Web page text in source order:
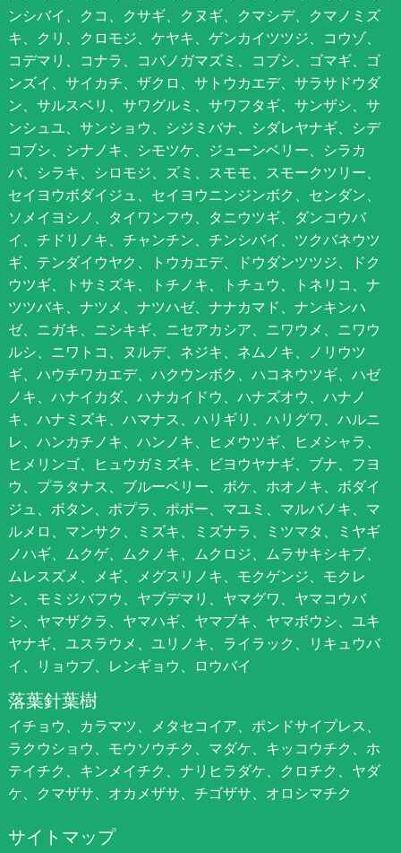
ンシバイ、クコ、クサギ、クヌギ、クマシデ、クマノミズ
キ、クリ、クロモジ、ケヤキ、ゲンカイツツジ、コウゾ、
コデマリ、コナラ、コバノガマズミ、コブシ、ゴマギ、ゴ
ンズイ、サイカチ、ザクロ、サトウカエデ、サラサドウダ
ン、サルスベリ、サワグルミ、サワフタギ、サンザシ、サ
ンシュユ、サンショウ、シジミバナ、シダレヤナギ、シデ
コブシ、シナノキ、シモツケ、ジューンベリー、シラカ
バ、シラキ、シロモジ、ズミ、スモモ、スモークツリー、
セイヨウボダイジュ、セイヨウニンジンボク、センダン、
ソメイヨシノ、タイワンフウ、タニウツギ、ダンコウバ
イ、チドリノキ、チャンチン、チンシバイ、ツクバネウツ
ギ、テンダイウヤク、トウカエデ、ドウダンツツジ、ドク
ウツギ、トサミズキ、トチノキ、トチュウ、トネリコ、ナ
ツツバキ、ナツメ、ナツハゼ、ナナカマド、ナンキンハ
ゼ、ニガキ、ニシキギ、ニセアカシア、ニワウメ、ニワウ
ルシ、ニワトコ、ヌルデ、ネジキ、ネムノキ、ノリウツ
ギ、ハウチワカエデ、ハクウンボク、ハコネウツギ、ハゼ
ノキ、ハナイカダ、ハナカイドウ、ハナズオウ、ハナノ
キ、ハナミズキ、ハマナス、ハリギリ、ハリグワ、ハルニ
レ、ハンカチノキ、ハンノキ、ヒメウツギ、ヒメシャラ、
ヒメリンゴ、ヒュウガミズキ、ビヨウヤナギ、ブナ、フヨ
ウ、プラタナス、ブルーベリー、ボケ、ホオノキ、ボダイ
ジュ、ボタン、ポプラ、ポポー、マユミ、マルバノキ、マ
ルメロ、マンサク、ミズキ、ミズナラ、ミツマタ、ミヤギ
ノハギ、ムクゲ、ムクノキ、ムクロジ、ムラサキシキブ、
ムレスズメ、メギ、メグスリノキ、モクゲンジ、モクレ
ン、モミジバフウ、ヤブデマリ、ヤマグワ、ヤマコウバ
シ、ヤマザクラ、ヤマハギ、ヤマブキ、ヤマボウシ、ユキ
ヤナギ、ユスラウメ、ユリノキ、ライラック、リキュウバ
イ、リョウブ、レンギョウ、ロウバイ
落葉針葉樹
イチョウ、カラマツ、メタセコイア、ポンドサイプレス、
ラクウショウ、モウソウチク、マダケ、キッコウチク、ホ
テイチク、キンメイチク、ナリヒラダケ、クロチク、ヤダ
ケ、クマザサ、オカメザサ、チゴザサ、オロシマチク
サイトマップ